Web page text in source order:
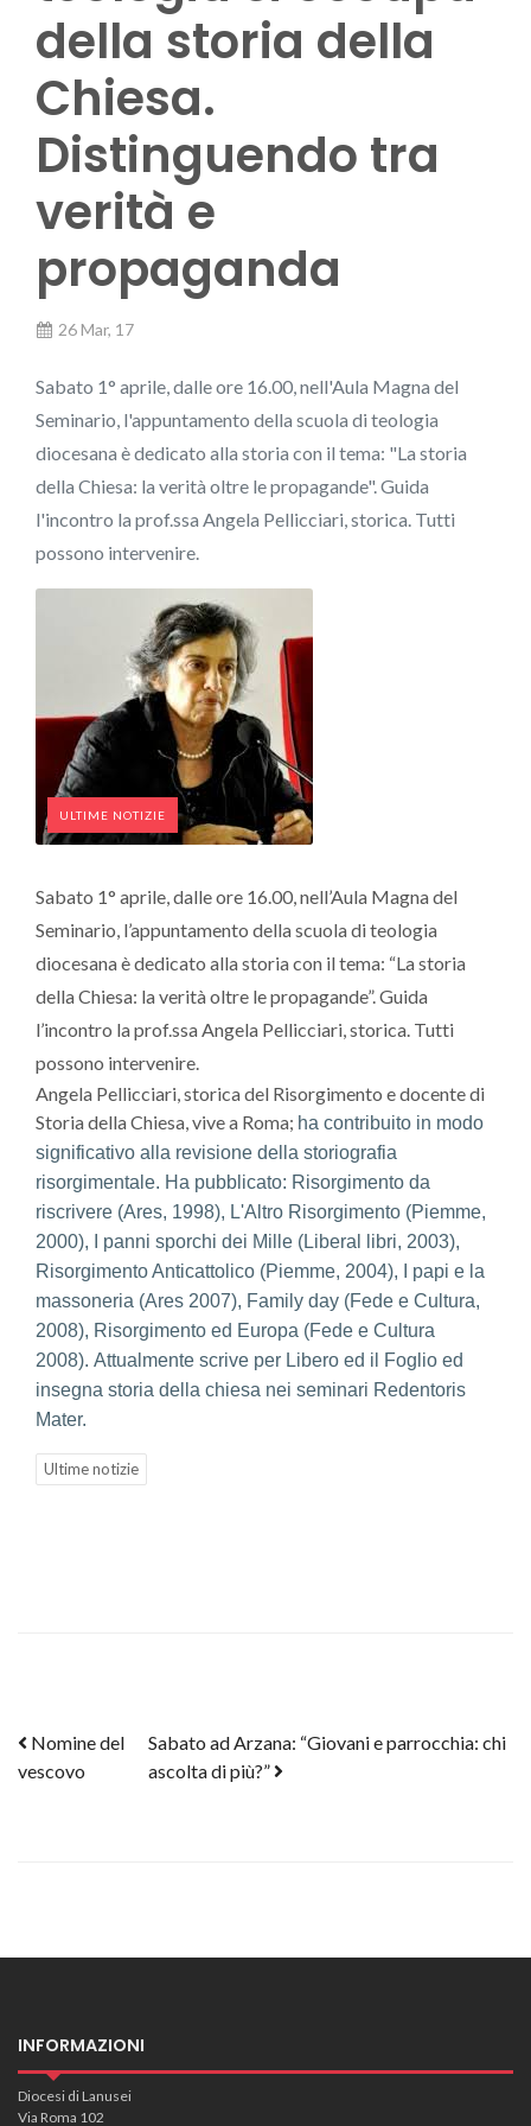
della storia della
Chiesa.
Distinguendo tra
verità e
propaganda
26 Mar, 17
Sabato 1° aprile, dalle ore 16.00, nell'Aula Magna del
Seminario, l'appuntamento della scuola di teologia
diocesana è dedicato alla storia con il tema: "La storia
della Chiesa: la verità oltre le propagande". Guida
l'incontro la prof.ssa Angela Pellicciari, storica. Tutti
possono intervenire.
ULTIME NOTIZIE
Sabato 1° aprile, dalle ore 16.00, nell’Aula Magna del
Seminario, l’appuntamento della scuola di teologia
diocesana è dedicato alla storia con il tema: “La storia
della Chiesa: la verità oltre le propagande”. Guida
l’incontro la prof.ssa Angela Pellicciari, storica. Tutti
possono intervenire.
Angela Pellicciari, storica del Risorgimento e docente di
Storia della Chiesa, vive a Roma; ha contribuito in modo
significativo alla revisione della storiografia
risorgimentale. Ha pubblicato: Risorgimento da
riscrivere (Ares, 1998), L'Altro Risorgimento (Piemme,
2000), I panni sporchi dei Mille (Liberal libri, 2003),
Risorgimento Anticattolico (Piemme, 2004), I papi e la
massoneria (Ares 2007), Family day (Fede e Cultura,
2008), Risorgimento ed Europa (Fede e Cultura
2008). Attualmente scrive per Libero ed il Foglio ed
insegna storia della chiesa nei seminari Redentoris
Mater.
Ultime notizie
Post navigation
Nomine del
vescovo
Sabato ad Arzana: “Giovani e parrocchia: chi
ascolta di più?”
INFORMAZIONI
Diocesi di Lanusei
Via Roma 102